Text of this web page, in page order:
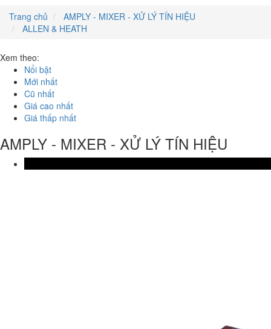
Trang chủ
AMPLY - MIXER - XỬ LÝ TÍN HIỆU
ALLEN & HEATH
Xem theo:
Nổi bật
Mới nhất
Cũ nhất
Giá cao nhất
Giá thấp nhất
AMPLY - MIXER - XỬ LÝ TÍN HIỆU